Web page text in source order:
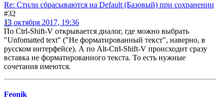
Re: Стили сбрасываются на Default (Базовый) при сохранении
#32
13 октября 2017, 19:36
По Ctrl-Shift-V открывается диалог, где можно выбрать
"Unfomatted text" ("Не форматированный текст", наверно, в
русском интерфейсе). А по Alt-Ctrl-Shift-V происходит сразу
вставка не форматированного текста. То есть нужные
сочетания имеются.
Feonik